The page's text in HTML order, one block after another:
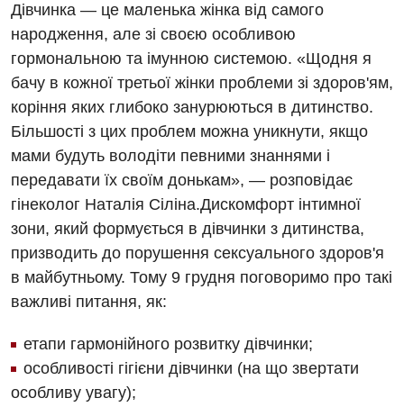
Програма лояльності
Відгуки
Відео
Ендоскопічне відділення
Інструментальна діагностика
Комп’ютерна томографія
Магнітно-резонансна томографія
Мамографія
Нейросонографія
Рентгенографія
Акушерство і гінекологія
Алергологія, імунологія
Відділення невідкладних станів
Відділення інтенсивної терапії
Гінекологічне відділення
Денний стаціонар
Діагностичне відділення
Ендоскопічне відділення
Онкологічне відділлення
Офтальмологічне відділення
Терапевтичне відділення
Травматологічне відділення
Декларування
Лікування гострого інфаркту
Українська
Дівчинка — це маленька жінка від самого
народження, але зі своєю особливою
гормональною та імунною системою. «Щодня я
бачу в кожної третьої жінки проблеми зі здоров'ям,
коріння яких глибоко занурюються в дитинство.
Більшості з цих проблем можна уникнути, якщо
мами будуть володіти певними знаннями і
передавати їх своїм донькам», — розповідає
гінеколог Наталія Сіліна.Дискомфорт інтимної
зони, який формується в дівчинки з дитинства,
призводить до порушення сексуального здоров'я
в майбутньому. Тому 9 грудня поговоримо про такі
важливі питання, як:
етапи гармонійного розвитку дівчинки;
особливості гігієни дівчинки (на що звертати
особливу увагу);